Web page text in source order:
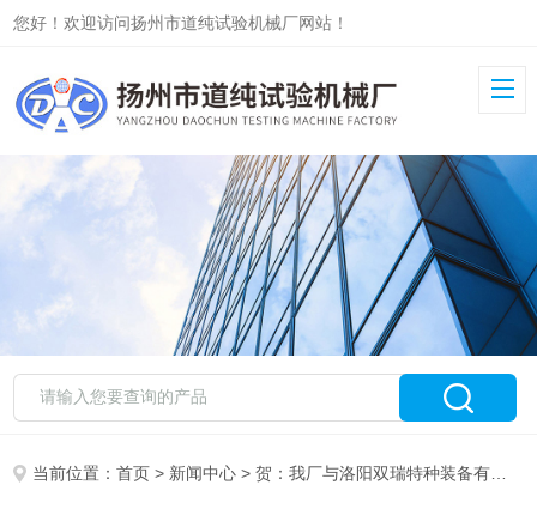
您好！欢迎访问扬州市道纯试验机械厂网站！
当前位置：首页 > 新闻中心 > 贺：我厂与洛阳双瑞特种装备有限公司合作成功